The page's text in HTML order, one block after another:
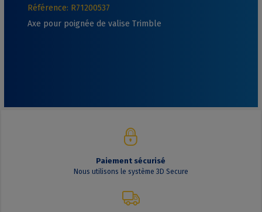
Référence: R71200537
Axe pour poignée de valise Trimble
Paiement sécurisé
Nous utilisons le système 3D Secure